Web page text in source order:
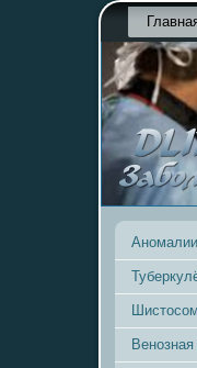
Венозная